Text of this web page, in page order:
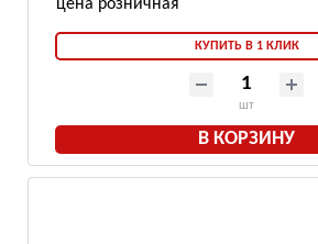
КУПИТЬ В 1 КЛИК
шт
В КОРЗИНУ